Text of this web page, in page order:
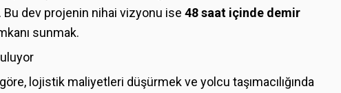
Bu dev projenin nihai vizyonu ise 48 saat içinde demir
sunmak.
lojistik maliyetleri düşürmek ve yolcu taşımacılığında